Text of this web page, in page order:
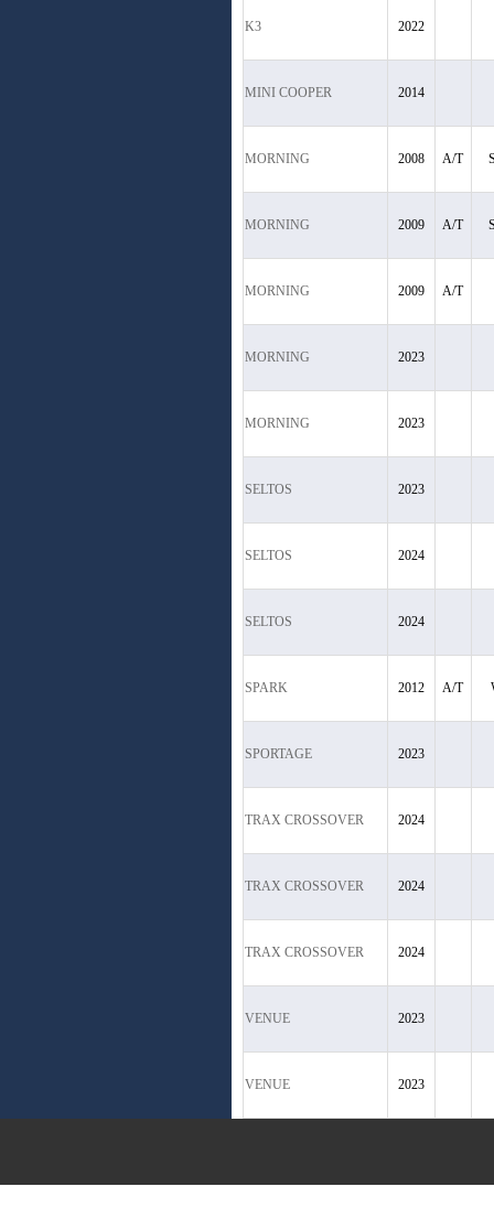
K3 2022
MINI COOPER 2014
MORNING 2008 A/T
MORNING 2009 A/T
MORNING 2009 A/T
MORNING 2023
MORNING 2023
SELTOS 2023
SELTOS 2024
SELTOS 2024
SPARK 2012 A/T
SPORTAGE 2023
TRAX CROSSOVER 2024
TRAX CROSSOVER 2024
TRAX CROSSOVER 2024
VENUE 2023
VENUE 2023